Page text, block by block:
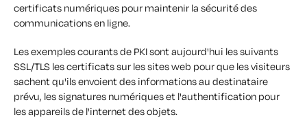
certificats numériques pour maintenir la sécurité des
communications en ligne.
Les exemples courants de PKI sont aujourd'hui les suivants
SSL /TLS les certificats sur les sites web pour que les visiteurs
sachent qu'ils envoient des informations au destinataire
prévu, les signatures numériques et l'authentification pour
les appareils de l'internet des objets.